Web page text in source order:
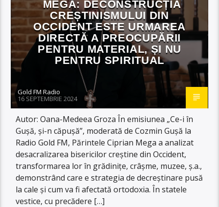
MEGA: DECONSTRUCȚIA
CREȘTINISMULUI DIN
OCCIDENT ESTE URMAREA
DIRECTĂ A PREOCUPĂRII
PENTRU MATERIAL, ȘI NU
PENTRU SPIRITUAL
Gold FM Radio
16 SEPTEMBRIE 2024
Autor: Oana-Medeea Groza În emisiunea „Ce-i în
Gușă, și-n căpușă”, moderată de Cozmin Gușă la
Radio Gold FM, Părintele Ciprian Mega a analizat
desacralizarea bisericilor creștine din Occident,
transformarea lor în grădinițe, crâșme, muzee, ș.a.,
demonstrând care e strategia de decreștinare pusă
la cale și cum va fi afectată ortodoxia. În statele
vestice, cu precădere […]